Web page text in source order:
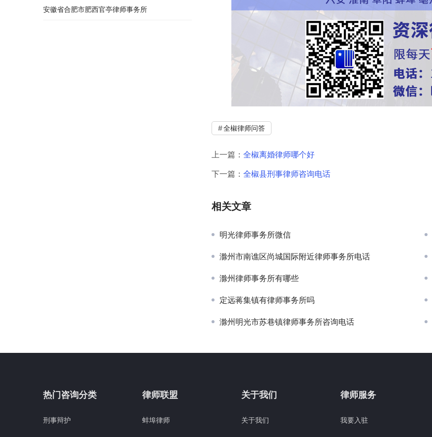
全椒律师问答
上一篇： 全椒离婚律师哪个好
下一篇： 全椒县刑事律师咨询电话
相关文章
明光律师事务所微信
滁州市南谯区尚城国际附近律师事务所电话
滁州律师事务所有哪些
定远蒋集镇有律师事务所吗
滁州明光市苏巷镇律师事务所咨询电话
安徽省合肥市肥西官亭律师事务所
热门咨询分类
刑事辩护
律师联盟
蚌埠律师
关于我们
关于我们
律师服务
我要入驻